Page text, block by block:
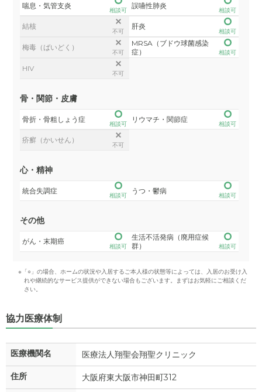
喘息・気管支炎
相談可
誤嚥性肺炎
相談可
結核
不可
肝炎
相談可
梅毒（ばいどく）
不可
MRSA（ブドウ球菌感染
症）
相談可
HIV
不可
骨・関節・皮膚
骨折・骨粗しょう症
相談可
リウマチ・関節症
相談可
疥癬（かいせん）
不可
心・精神
統合失調症
相談可
うつ・鬱病
相談可
その他
がん・末期癌
相談可
生活不活発病（廃用症候
群）
相談可
※「○」の場合、ホームの状況や入居するご本人様の状態等によっては、入居のお受け入
れや継続的なサービス提供ができない場合もございます。まずはお気軽にご相談くだ
さい。
協力医療体制
医療機関名 医療法人翔聖会翔聖クリニック
住所 大阪府東大阪市神田町312